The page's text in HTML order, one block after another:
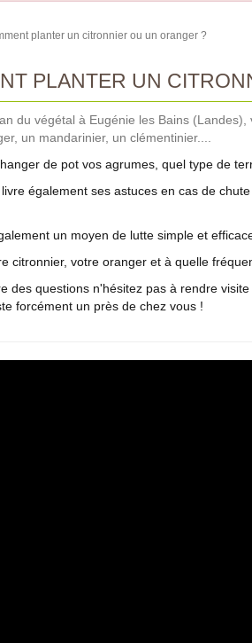
planter un citronnier ou un oranger ?
PLANTER UN
du végétal à Eugénie les Bains
un mandarinier, un clémentinier....
de pot vos agrumes, quel type de
également ses astuces en cas de
un moyen de lutte simple et
citronnier, votre oranger et à quelle
des questions n'hésitez pas à rendre
forcément un près de chez vous !